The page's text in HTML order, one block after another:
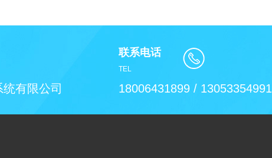
有限公司
联系电话
TEL
18006431899 / 13053354991